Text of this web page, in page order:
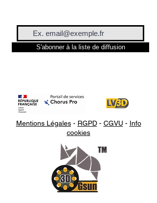
S'abonner à la liste de diffusion
Mentions Légales- RGPD- CGVU - Info
cookies